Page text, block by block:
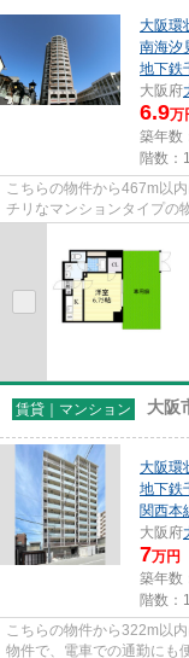
大阪環
南海汐
地下鉄
大阪府
6.9万
築年数
階数：
こちらの物件から467m以
チリなマンションタイプの
賃貸｜マンション 大阪
大阪環
地下鉄
関西本
大阪府
7万円
築年数
階数：
こちらの物件から322m以
物件で、電車での通勤にも